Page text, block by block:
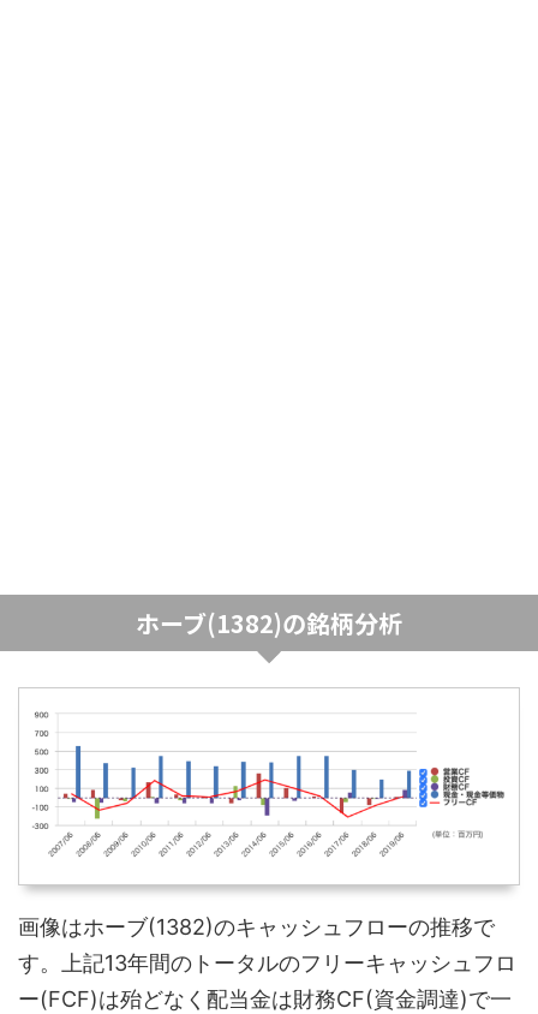
ホーブ(1382)の銘柄分析
画像はホーブ(1382)のキャッシュフローの推移で
す。上記13年間のトータルのフリーキャッシュフロ
ー(FCF)は殆どなく配当金は財務CF(資金調達)で一